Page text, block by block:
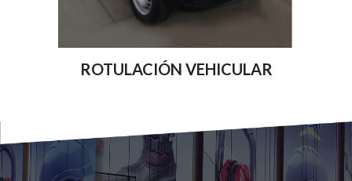
ROTULACIÓN VEHICULAR